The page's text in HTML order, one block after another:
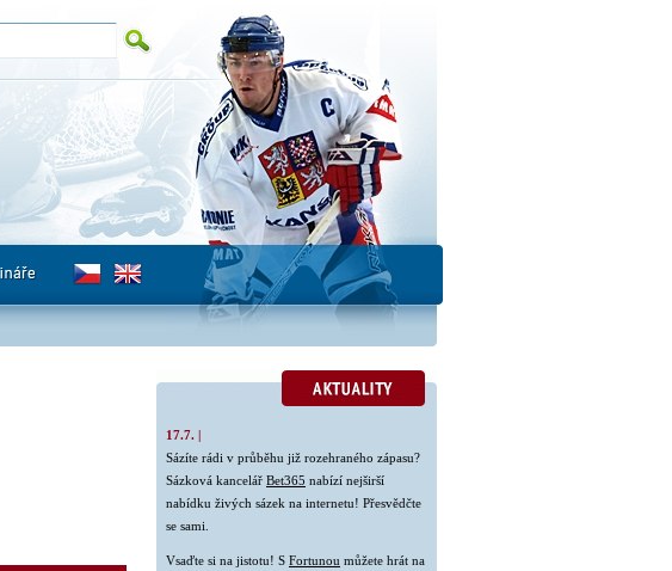
17.7. |
Sázíte rádi v průběhu již rozehraného zápasu?
Sázková kancelář Bet365 nabízí nejširší
nabídku živých sázek na internetu! Přesvědčte
se sami.
Vsaďte si na jistotu! S Fortunou můžete hrát na